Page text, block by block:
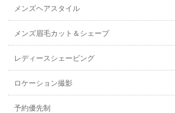
メンズヘアスタイル
メンズ眉毛カット＆シェーブ
レディースシェービング
ロケーション撮影
予約優先制